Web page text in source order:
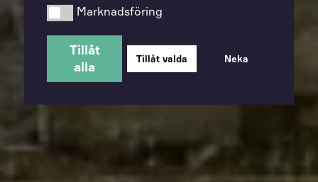
Marknadsföring
Marknadsföring
Tillåt
alla
Tillåt valda Neka